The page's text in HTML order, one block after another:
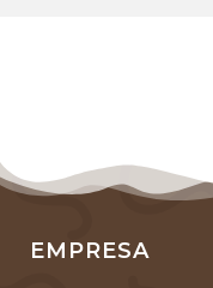
EMPRESA